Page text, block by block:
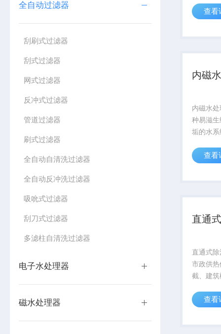
全自动过滤器
刮刷式过滤器
刮式过滤器
网式过滤器
反冲式过滤器
管道过滤器
刷式过滤器
全自动自清洗过滤器
全自动反冲洗过滤器
吸吮式过滤器
刮刀式过滤器
多滤柱自清洗过滤器
电子水处理器
磁水处理器
重频段
电动排
查看
内磁
内磁水
种易滋
垢的水
及冷却
查看
直通
直通式
市政供
截、建
保护、
泵、换
查看